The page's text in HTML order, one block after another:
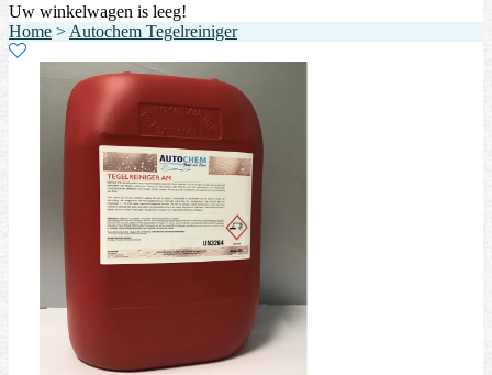
Uw winkelwagen is leeg!
Home > Autochem Tegelreiniger